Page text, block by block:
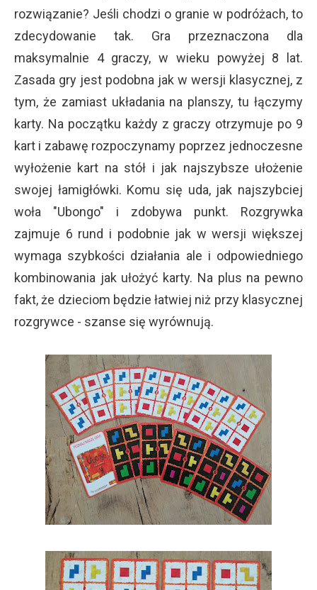
rozwiązanie? Jeśli chodzi o granie w podróżach, to
zdecydowanie tak. Gra przeznaczona dla
maksymalnie 4 graczy, w wieku powyżej 8 lat.
Zasada gry jest podobna jak w wersji klasycznej, z
tym, że zamiast układania na planszy, tu łączymy
karty. Na początku każdy z graczy otrzymuje po 9
kart i zabawę rozpoczynamy poprzez jednoczesne
wyłożenie kart na stół i jak najszybsze ułożenie
swojej łamigłówki. Komu się uda, jak najszybciej
woła "Ubongo" i zdobywa punkt. Rozgrywka
zajmuje 6 rund i podobnie jak w wersji większej
wymaga szybkości działania ale i odpowiedniego
kombinowania jak ułożyć karty. Na plus na pewno
fakt, że dzieciom będzie łatwiej niż przy klasycznej
rozgrywce - szanse się wyrównują.